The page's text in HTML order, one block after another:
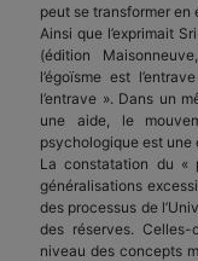
peut se transformer en
Ainsi que l’exprimait
(édition
l’égoïsme est
l’entrave ». Dans un
une aide, le
psychologique est une
La constatation du «
généralisations
des processus de
des réserves.
niveau des concepts